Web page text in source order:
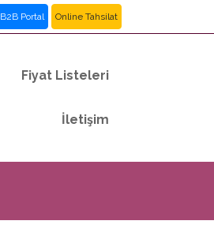
B2B Portal Online Tahsilat
Fiyat Listeleri
İletişim